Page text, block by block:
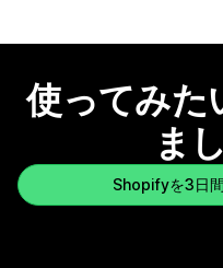
使ってみた
ま
Shopifyを3日